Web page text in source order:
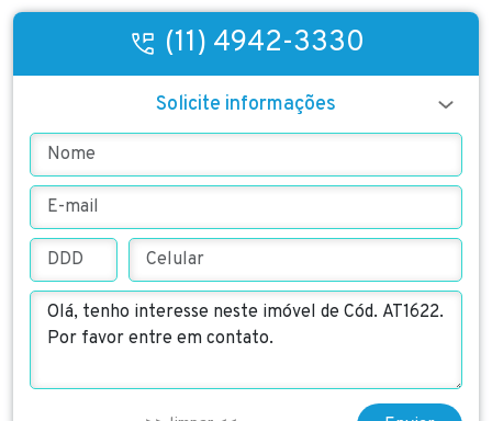
(11) 4942-3330
Solicite informações